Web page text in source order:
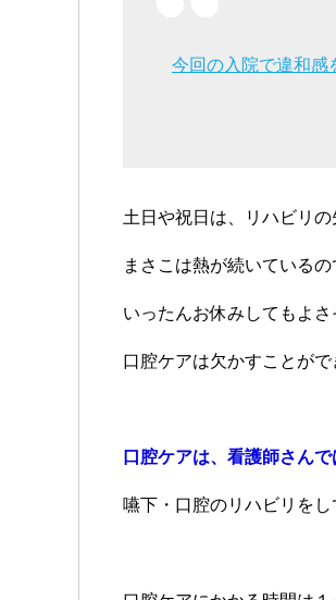
今回の入院で違和感
土日や祝日は、リハビリの
まさこは熱が続いている
いったんお休みしてもよさ
口腔ケアは欠かすことがで
口腔ケアは、看護師さんで
嚥下・口腔のリハビリをし